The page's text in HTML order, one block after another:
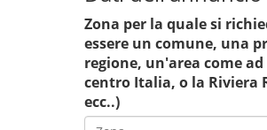
Zona per la quale si
essere un comune, una
regione, un'area come
centro Italia, o la Riviera
ecc..)